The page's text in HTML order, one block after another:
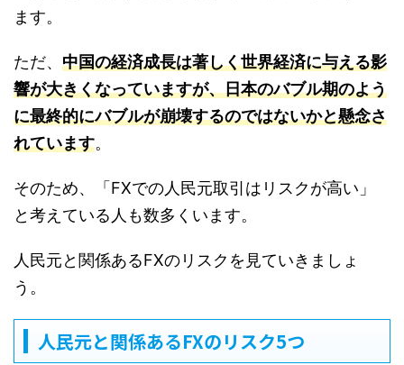
ます。
ただ、 中国の経済成長は著しく世界経済に与える影
響が大きくなっていますが、日本のバブル期のよう
に最終的にバブルが崩壊するのではないかと懸念さ
れています。
そのため、「FXでの人民元取引はリスクが高い」
と考えている人も数多くいます。
人民元と関係あるFXのリスクを見ていきましょ
う。
人民元と関係あるFXのリスク5つ